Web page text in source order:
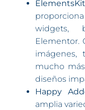
ElementsKit
widgets,
Elementor.
imágenes,
mucho
diseños
Happy
amplia